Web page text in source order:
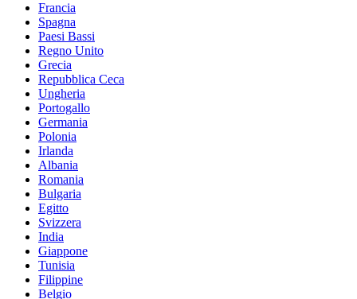
Francia
Spagna
Paesi Bassi
Regno Unito
Grecia
Repubblica Ceca
Ungheria
Portogallo
Germania
Polonia
Irlanda
Albania
Romania
Bulgaria
Egitto
Svizzera
India
Giappone
Tunisia
Filippine
Belgio